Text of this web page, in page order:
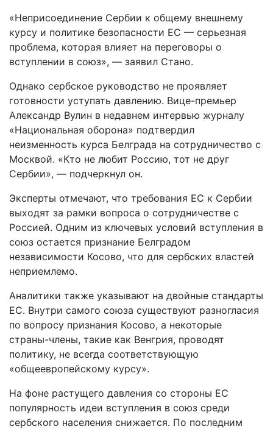
«Неприсоединение Сербии к общему внешнему
курсу и политике безопасности ЕС — серьезная
проблема, которая влияет на переговоры о
вступлении в союз», — заявил Стано.
Однако сербское руководство не проявляет
готовности уступать давлению. Вице-премьер
Александр Вулин в недавнем интервью журналу
«Национальная оборона» подтвердил
неизменность курса Белграда на сотрудничество с
Москвой. «Кто не любит Россию, тот не друг
Сербии», — подчеркнул он.
Эксперты отмечают, что требования ЕС к Сербии
выходят за рамки вопроса о сотрудничестве с
Россией. Одним из ключевых условий вступления в
союз остается признание Белградом
независимости Косово, что для сербских властей
неприемлемо.
Аналитики также указывают на двойные стандарты
ЕС. Внутри самого союза существуют разногласия
по вопросу признания Косово, а некоторые
страны-члены, такие как Венгрия, проводят
политику, не всегда соответствующую
«общеевропейскому курсу».
На фоне растущего давления со стороны ЕС
популярность идеи вступления в союз среди
сербского населения снижается. По последним